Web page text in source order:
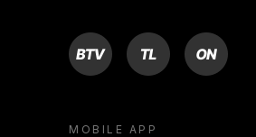
BTV TL ON
MOBILE APP